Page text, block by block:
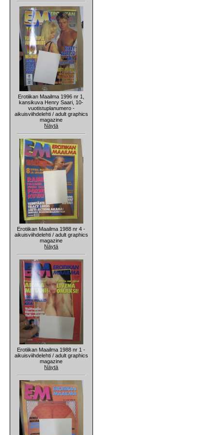
Erotiikan Maailma 1996 nr 1,
kansikuva Henry Saari, 10-
vuotistuplanumero -
aikuisviihdelehti / adult graphics
magazine
Näytä
Erotiikan Maailma 1988 nr 4 -
aikuisviihdelehti / adult graphics
magazine
Näytä
Erotiikan Maailma 1988 nr 1 -
aikuisviihdelehti / adult graphics
magazine
Näytä